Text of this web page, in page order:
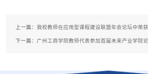
上一篇：
下一篇：